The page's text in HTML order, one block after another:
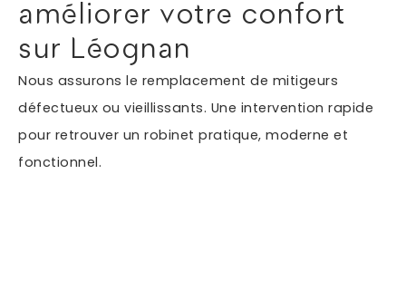
améliorer votre confort
sur Léognan
Nous assurons le remplacement de mitigeurs
défectueux ou vieillissants. Une intervention rapide
pour retrouver un robinet pratique, moderne et
fonctionnel.
En soumettant ce formulaire, j'accepte que les
informations saisies soient exploitées dans le cadre